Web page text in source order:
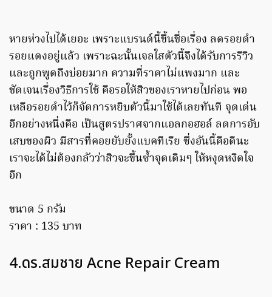
หายห่วงไปได้เยอะ เพราะแบรนด์นี้ขึ้นชื่อเรื่อง ลดรอยดำ
รอยแดงอยู่แล้ว เพราะฉะนั้นเจลใสตัวนี้จึงได้รับการรีวิว
และถูกพูดถึงบ่อยมาก ความที่ราคาไม่แพงมาก และ
ชัดเจนเรื่องวิธีการใช้ คือรอให้สิวของเราหายไปก่อน พอ
เหลือรอยดำไว้ก็จัดการหยิบตัวนี้มาใช้ได้เลยทันที จุดเด่น
อีกอย่างหนึ่งคือ เป็นสูตรปราศจากแอลกอฮอล์ ลดการอับ
เสบของผิว มีสารที่คอยยับยั้งแบคทีเรีย ซึ่งอันนี้คือดีนะ
เราจะได้ไม่ต้องกลัวว่าสิวจะขึ้นซ้ำจุดเดิมๆ ให้หงุดหงิดใจ
อีก
ขนาด 5 กรัม
ราคา : 135 บาท
4.ดร.สมชาย Acne Repair Cream